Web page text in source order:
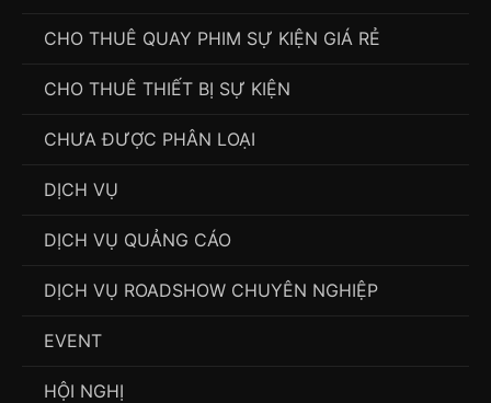
CHO THUÊ QUAY PHIM SỰ KIỆN GIÁ RẺ
CHO THUÊ THIẾT BỊ SỰ KIỆN
CHƯA ĐƯỢC PHÂN LOẠI
DỊCH VỤ
DỊCH VỤ QUẢNG CÁO
DỊCH VỤ ROADSHOW CHUYÊN NGHIỆP
EVENT
HỘI NGHỊ